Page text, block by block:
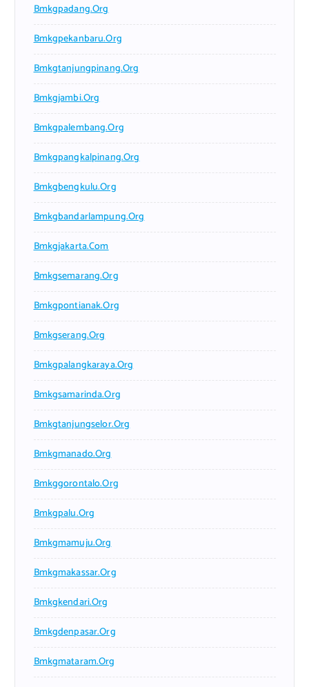
Bmkgpadang.org
Bmkgpekanbaru.org
Bmkgtanjungpinang.org
Bmkgjambi.org
Bmkgpalembang.org
Bmkgpangkalpinang.org
Bmkgbengkulu.org
Bmkgbandarlampung.org
Bmkgjakarta.com
Bmkgsemarang.org
Bmkgpontianak.org
Bmkgserang.org
Bmkgpalangkaraya.org
Bmkgsamarinda.org
Bmkgtanjungselor.org
Bmkgmanado.org
Bmkggorontalo.org
Bmkgpalu.org
Bmkgmamuju.org
Bmkgmakassar.org
Bmkgkendari.org
Bmkgdenpasar.org
Bmkgmataram.org